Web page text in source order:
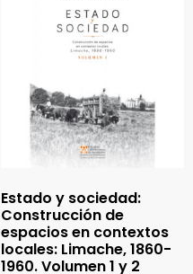
Estado y sociedad:
Construcción de
espacios en contextos
locales: Limache, 1860-
1960. Volumen 1 y 2